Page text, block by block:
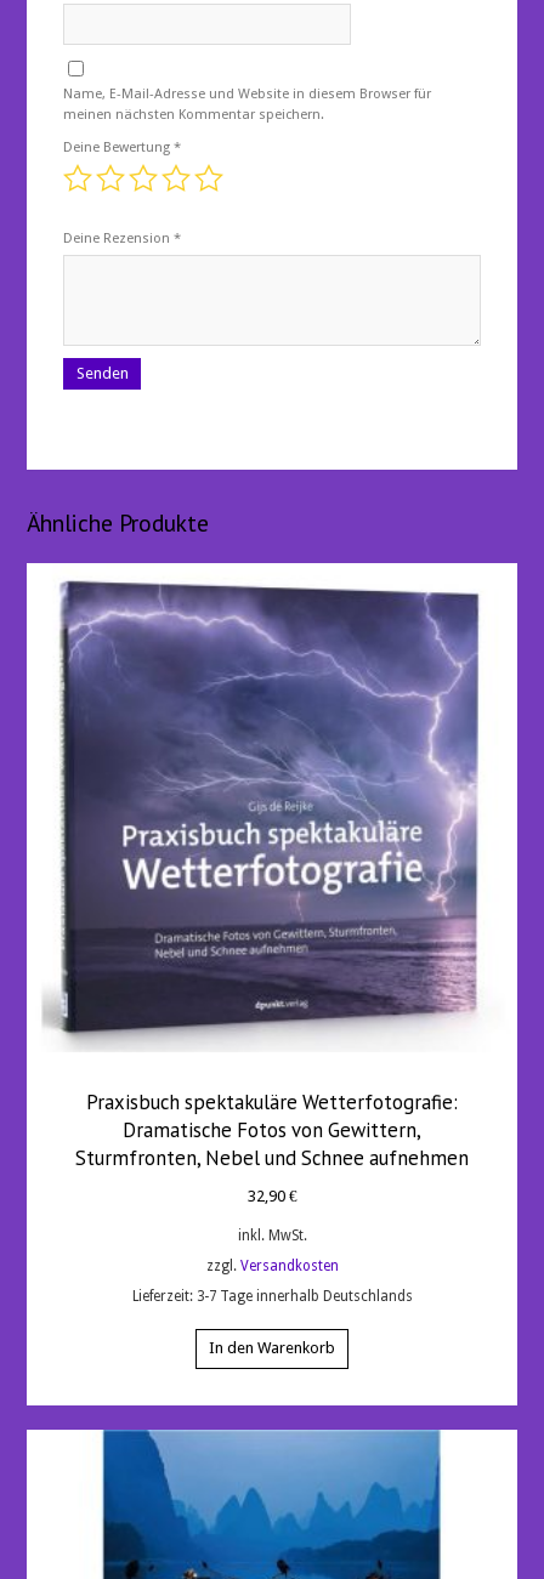
Name, E-Mail-Adresse und Website in diesem Browser für
meinen nächsten Kommentar speichern.
Deine Bewertung*
Deine Rezension*
Ähnliche Produkte
Praxisbuch spektakuläre Wetterfotografie:
Dramatische Fotos von Gewittern,
Sturmfronten, Nebel und Schnee aufnehmen
32,90 €
inkl. MwSt.
zzgl. Versandkosten
Lieferzeit: 3-7 Tage innerhalb Deutschlands
In den Warenkorb